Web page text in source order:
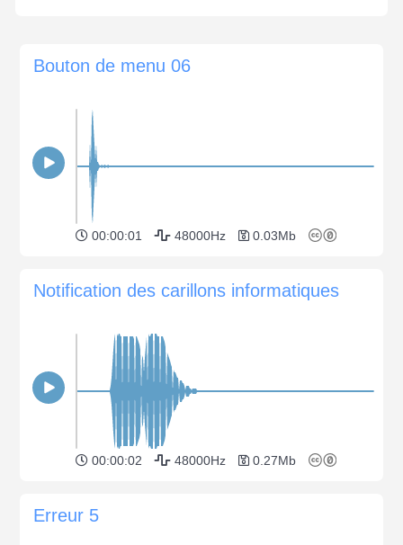
Bouton de menu 06
00:00:01 48000Hz 0.03Mb
Notification des carillons informatiques
00:00:02 48000Hz 0.27Mb
Erreur 5